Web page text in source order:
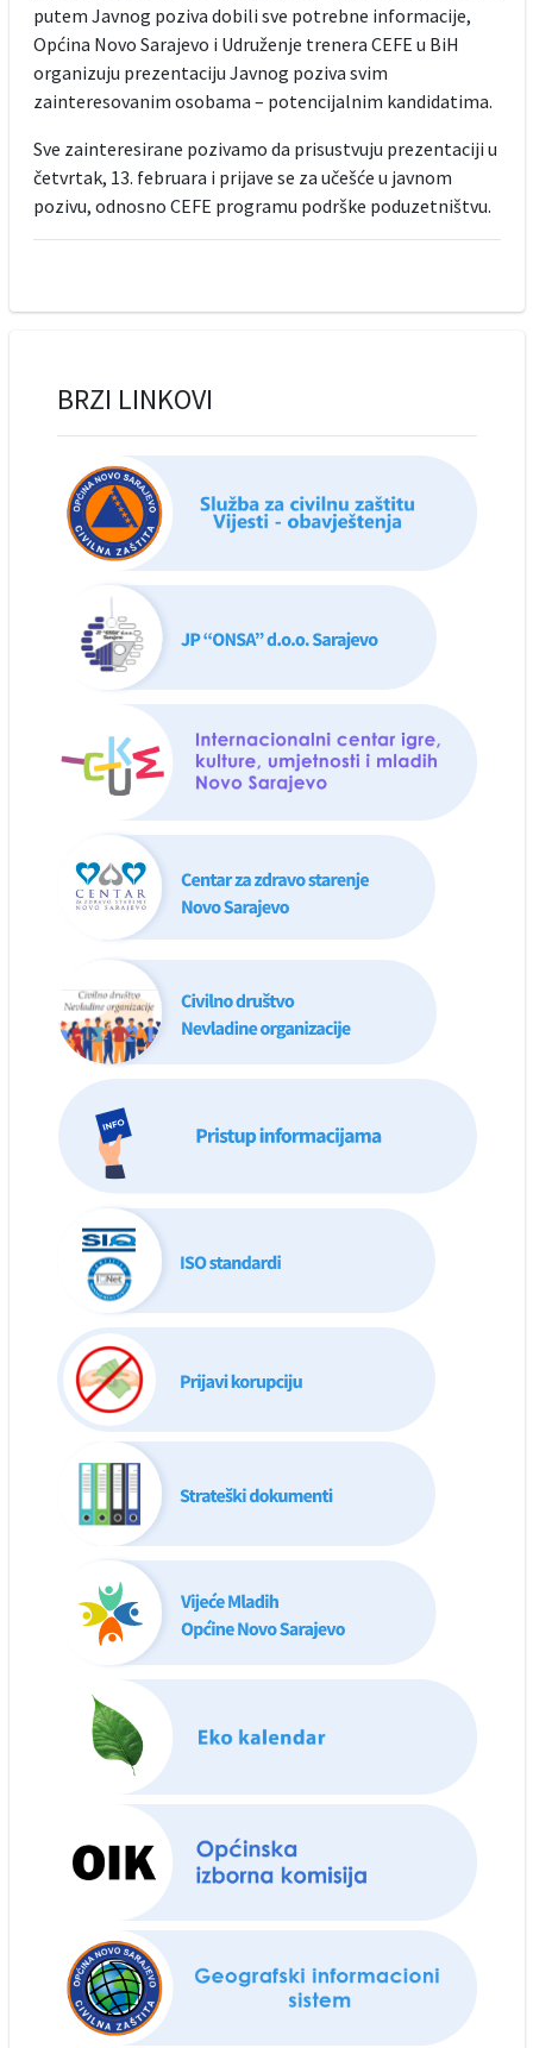
putem Javnog poziva dobili sve potrebne informacije,
Općina Novo Sarajevo i Udruženje trenera CEFE u BiH
organizuju prezentaciju Javnog poziva svim
zainteresovanim osobama – potencijalnim kandidatima.
Sve zainteresirane pozivamo da prisustvuju prezentaciji u
četvrtak, 13. februara i prijave se za učešće u javnom
pozivu, odnosno CEFE programu podrške poduzetništvu.
BRZI LINKOVI